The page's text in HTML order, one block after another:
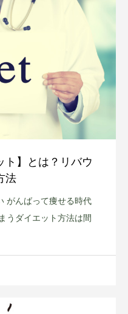
ト】とは？リバウ
法
がんばって痩せる時代
うダイエット方法は間